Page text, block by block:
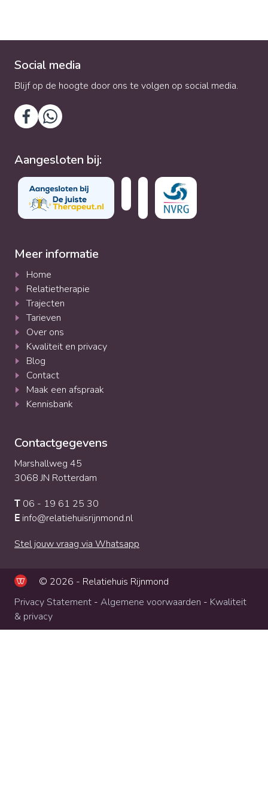
Social media
Blijf op de hoogte door ons te volgen op social media.
Aangesloten bij:
Meer informatie
Home
Relatietherapie
Trajecten
Tarieven
Over ons
Kwaliteit en privacy
Blog
Contact
Maak een afspraak
Kennisbank
Contactgegevens
Marshallweg 45
3068 JN Rotterdam
T 06 - 19 61 25 30
E info@relatiehuisrijnmond.nl
Stel jouw vraag via Whatsapp
© 2026 - Relatiehuis Rijnmond
Privacy Statement - Algemene voorwaarden - Kwaliteit
& privacy